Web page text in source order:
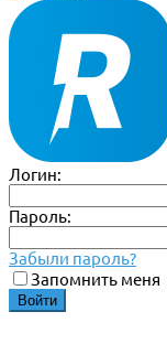
Логин:
Пароль:
Забыли пароль?
Запомнить меня